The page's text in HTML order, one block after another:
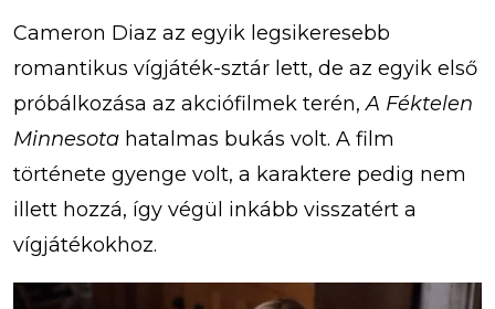
Cameron Diaz az egyik legsikeresebb
romantikus vígjáték-sztár lett, de az egyik első
próbálkozása az akciófilmek terén,A Féktelen
Minnesota hatalmas bukás volt. A film
története gyenge volt, a karaktere pedig nem
illett hozzá, így végül inkább visszatért a
vígjátékokhoz.